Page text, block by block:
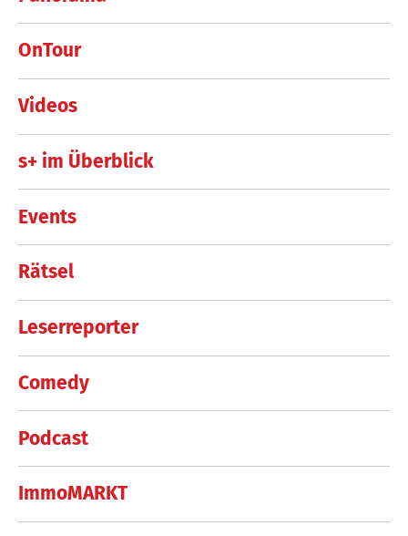
OnTour
Videos
s+ im Überblick
Events
Rätsel
Leserreporter
Comedy
Podcast
ImmoMARKT